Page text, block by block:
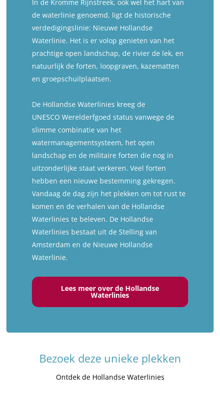
In de Kromme Rijnstreek, ook wel het hart van
de waterlinie genoemd, ligt de historische
verdedigingslinie: Nieuwe Hollandse
Waterlinie. Het is er volop genieten van het
prachtige open landschap, de rivier de lek, en
natuurlijk de forten, loopgraven, kazematten
en groepschuilplaatsen.
De Hollandse Waterlinies kreeg de
UNESCO Werelderfgoed status vanwege de
slimme combinatie van het
watermanagementsysteem, het open
landschap en de militaire forten die nog in
uitzonderlijke staat verkeren. Veel forten
hebben een nieuwe bestemming gekregen.
Vandaag de dag zijn het plekken om tot rust te
komen en de verhalen van de Hollandse
Waterlinies te beleven. De Hollandse
Waterlinies bestaat uit de Stelling van
Amsterdam en de Nieuwe Hollandse
Waterlinie.
Lees meer over de Hollandse
Waterlinies
Bezoek deze unieke plekken
Ontdek de Hollandse Waterlinies